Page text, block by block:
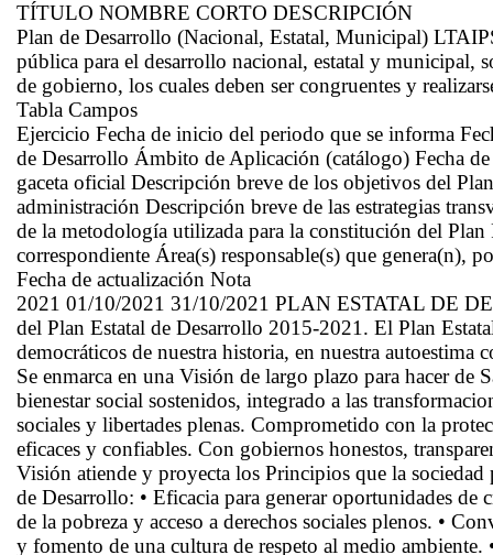
TÍTULO NOMBRE CORTO DESCRIPCIÓN
Plan de Desarrollo (Nacional, Estatal, Municipal)
pública para el desarrollo nacional, estatal y municipal,
de gobierno, los cuales deben ser congruentes y
Tabla Campos
Ejercicio Fecha de inicio del periodo que se informa
de Desarrollo Ámbito de Aplicación (catálogo) Fecha
gaceta oficial Descripción breve de los objetivos del
administración Descripción breve de las estrategias
de la metodología utilizada para la constitución del
correspondiente Área(s) responsable(s) que genera(n),
Fecha de actualización Nota
2021 01/10/2021 31/10/2021 PLAN ESTATAL DE
del Plan Estatal de Desarrollo 2015-2021. El Plan
democráticos de nuestra historia, en nuestra
Se enmarca en una Visión de largo plazo para hacer
bienestar social sostenidos, integrado a las
sociales y libertades plenas. Comprometido con la
eficaces y confiables. Con gobiernos honestos,
Visión atiende y proyecta los Principios que la
de Desarrollo: • Eficacia para generar oportunidades
de la pobreza y acceso a derechos sociales plenos. •
y fomento de una cultura de respeto al medio